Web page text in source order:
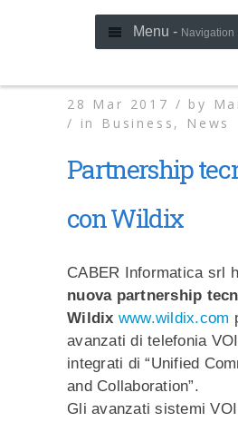
Menu - Navigation
28 Mar 2017 / by
/ in Business , News
Partnership
con Wildix
CABER Informatica srl
nuova partnership
Wildix www.wildix.com
avanzati di telefonia
integrati di “Unified
and Collaboration”.
Gli avanzati sistemi